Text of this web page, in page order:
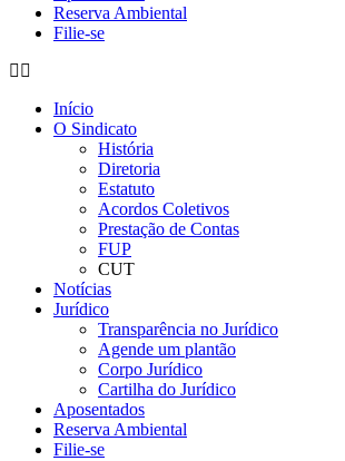
Reserva Ambiental
Filie-se
Início
O Sindicato
História
Diretoria
Estatuto
Acordos Coletivos
Prestação de Contas
FUP
CUT
Notícias
Jurídico
Transparência no Jurídico
Agende um plantão
Corpo Jurídico
Cartilha do Jurídico
Aposentados
Reserva Ambiental
Filie-se